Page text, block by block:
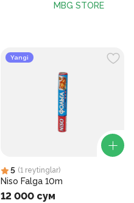
MBG STORE
Yangi
5 (1 reytinglar)
Niso Falga 10m
12 000 сум